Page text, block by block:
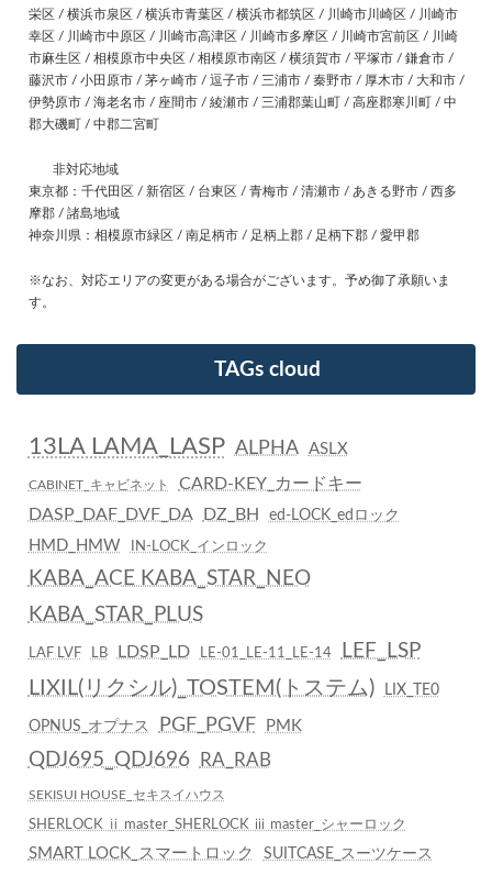
栄区 / 横浜市泉区 / 横浜市青葉区 / 横浜市都筑区 / 川崎市川崎区 / 川崎市
幸区 / 川崎市中原区 / 川崎市高津区 / 川崎市多摩区 / 川崎市宮前区 / 川崎
市麻生区 / 相模原市中央区 / 相模原市南区 / 横須賀市 / 平塚市 / 鎌倉市 /
藤沢市 / 小田原市 / 茅ヶ崎市 / 逗子市 / 三浦市 / 秦野市 / 厚木市 / 大和市 /
伊勢原市 / 海老名市 / 座間市 / 綾瀬市 / 三浦郡葉山町 / 高座郡寒川町 / 中
郡大磯町 / 中郡二宮町
非対応地域
東京都：千代田区 / 新宿区 / 台東区 / 青梅市 / 清瀬市 / あきる野市 / 西多
摩郡 / 諸島地域
神奈川県：相模原市緑区 / 南足柄市 / 足柄上郡 / 足柄下郡 / 愛甲郡
※なお、対応エリアの変更がある場合がございます。予め御了承願いま
す。
TAGs cloud
13LA LAMA_LASP ALPHA ASLX
CABINET_キャビネット
CARD-KEY_カードキー
DASP_DAF_DVF_DA
DZ_BH ed-LOCK_edロック
HMD_HMW IN-LOCK_インロック
KABA_ACE KABA_STAR_NEO
KABA_STAR_PLUS
LAF LVF LB LDSP_LD LE-01_LE-11_LE-14 LEF_LSP
LIXIL(リクシル)_TOSTEM(トステム) LIX_TE0
OPNUS_オプナス PGF_PGVF PMK
QDJ695_QDJ696 RA_RAB
SEKISUI HOUSE_セキスイハウス
SHERLOCK ⅱ master_SHERLOCK ⅲ master_シャーロック
SMART LOCK_スマートロック
SUITCASE_スーツケース